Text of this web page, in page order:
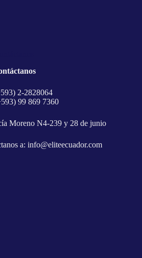
2-2828064
99 869 7360
Moreno N4-239 y 28 de junio
a: info@eliteecuador.com